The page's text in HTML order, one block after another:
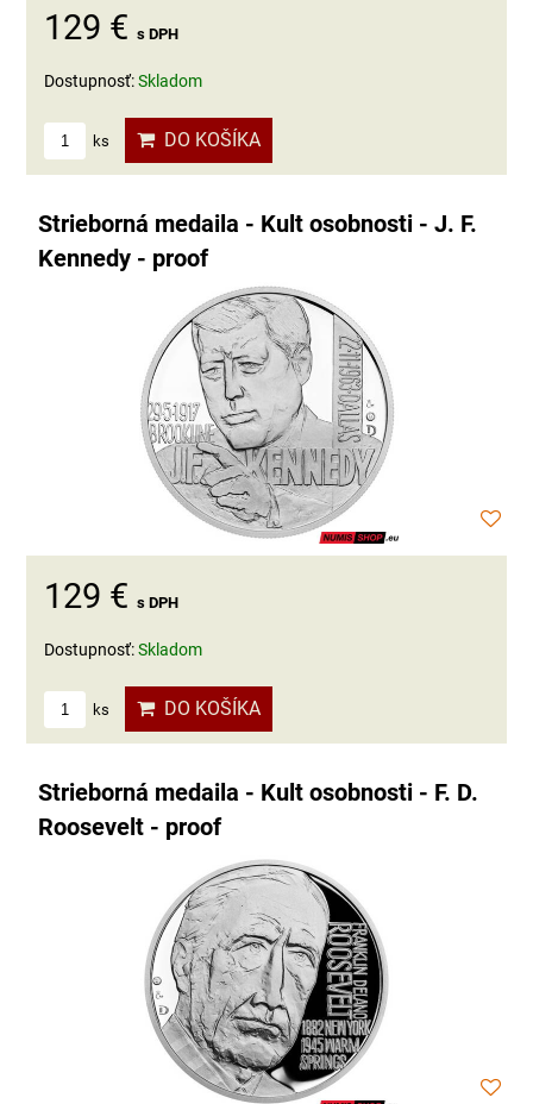
129 € s DPH
Dostupnosť:Skladom
ks DO KOŠÍKA
Strieborná medaila - Kult osobnosti - J. F.
Kennedy - proof
129 € s DPH
Dostupnosť:Skladom
ks DO KOŠÍKA
Strieborná medaila - Kult osobnosti - F. D.
Roosevelt - proof